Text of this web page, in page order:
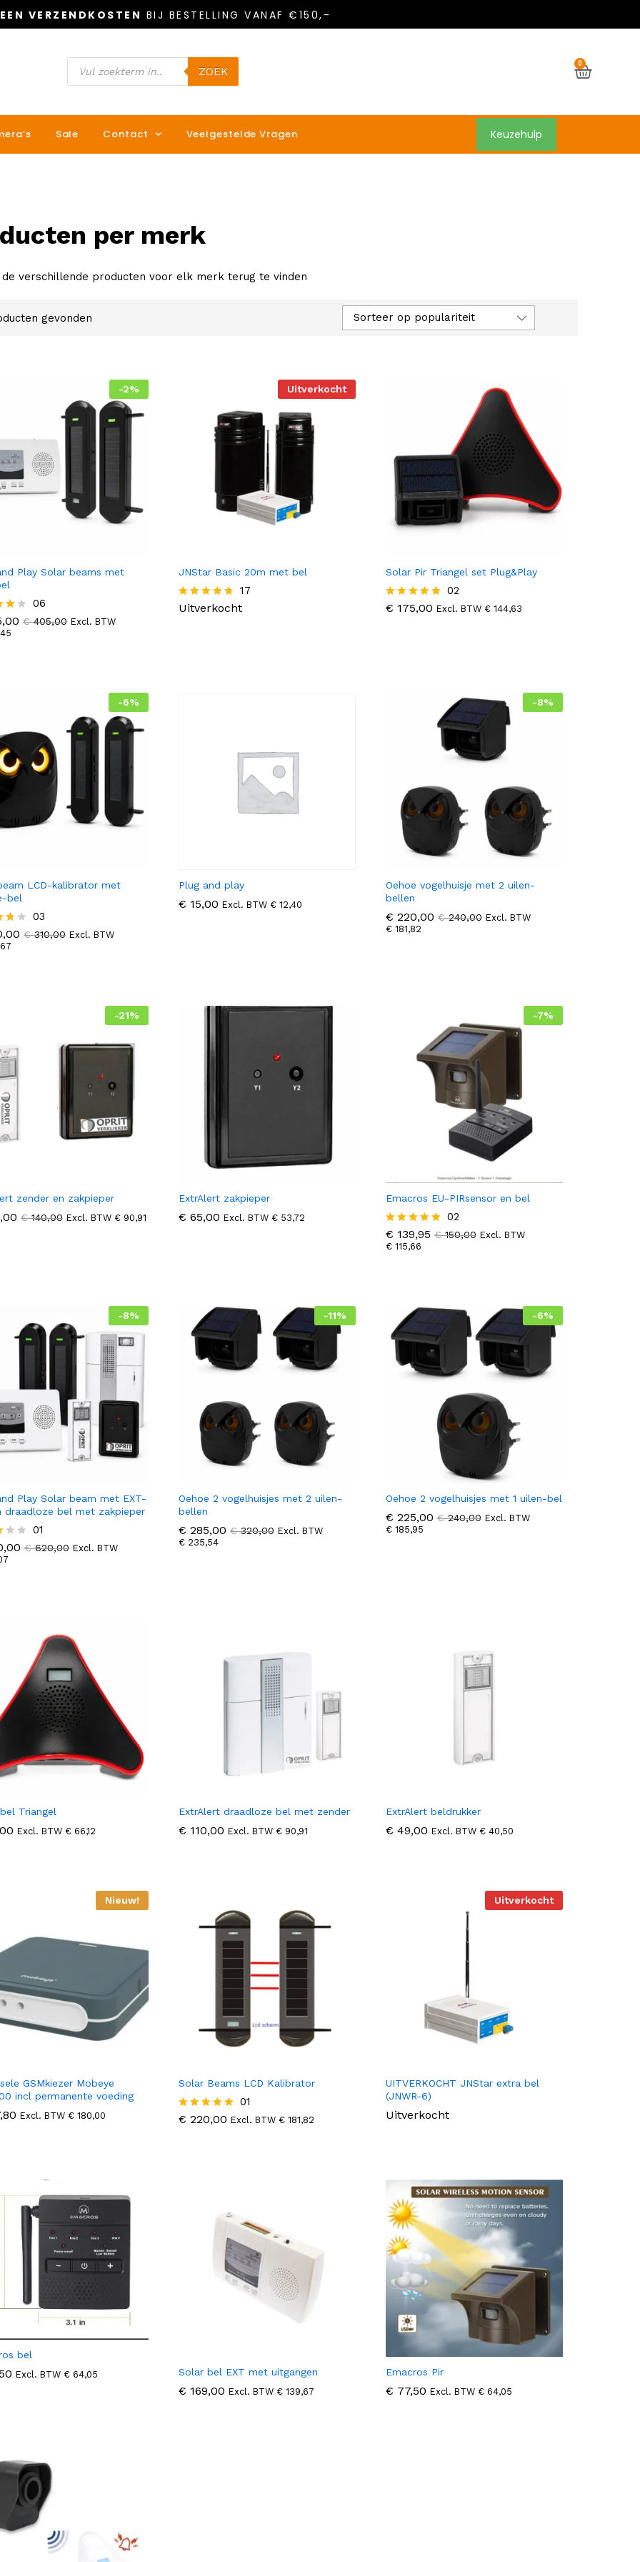
VERZENDKOSTEN BIJ BESTELLING VANAF €150,-
ZOEK
0
Sale Contact Veelgestelde Vragen Keuzehulp
gevonden Sorteer op populariteit
-2%
Play Solar beams met
06
€405,00 Excl. BTW
€ 405,00
Uitverkocht
JNStar Basic 20m met bel
Gewaardee
17
Uitverkocht
Solar Pir Triangel set Plug&Play
Gewaardeer
02
€ 175,00 Excl. BTW €144,63
€175,00
-6%
LCD-kalibrator met
bel
03
€310,00 Excl. BTW
€ 310,00
Plug and play
€ 15,00 Excl. BTW €12,40
€ 15,00 €12,40
-8%
Oehoe vogelhuisje met 2 uilen-
bellen
€ 220,00 €240,00 Excl. BTW
€181,82
€ 220,00 €240,00
€181,82
-21%
zender en zakpieper
€140,00 Excl. BTW € 90,91
€140,00 € 90,91
ExtrAlert zakpieper
€ 65,00 Excl. BTW €53,72
€ 65,00 €53,72
-7%
Emacros EU-PIRsensor en bel
Gewaardeer
d
02
€ 139,95 €150,00 Excl. BTW
€115,66
€139,95 € 150,00
€115,66
-8%
Play Solar beam met EXT-
draadloze bel met zakpieper
01
€620,00 Excl. BTW
€ 620,00
-11%
Oehoe 2 vogelhuisjes met 2 uilen-
bellen
€ 285,00 €320,00 Excl. BTW
€235,54
€ 285,00 €320,00
€235,54
-6%
Oehoe 2 vogelhuisjes met 1 uilen-bel
€ 225,00 €240,00 Excl. BTW
€185,95
€ 225,00 €240,00
€185,95
Triangel
Excl. BTW € 66,12
€ 66,12
ExtrAlert draadloze bel met zender
€ 110,00 Excl. BTW €90,91
€ 110,00 €90,91
ExtrAlert beldrukker
€ 49,00 Excl. BTW €40,50
€ 49,00 €40,50
Nieuw!
GSMkiezer Mobeye
incl permanente voeding
Excl. BTW € 180,00
€ 180,00
Solar Beams LCD Kalibrator
Gewaardeer
01
€ 220,00 Excl. BTW €181,82
€220,00
Uitverkocht
UITVERKOCHT JNStar extra bel
(JNWR-6)
Uitverkocht
bel
Excl. BTW € 64,05
€ 64,05 Solar bel EXT met uitgangen
€ 169,00 Excl. BTW €139,67
€ 169,00 €139,67
Emacros Pir
€ 77,50 Excl. BTW €64,05
€ 77,50 €64,05
per merk
de verschillende producten voor elk merk terug te vinden